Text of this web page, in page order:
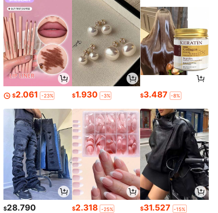
$2.061 -23% $1.930 -3% $3.487 -8%
$28.790 $2.318 -25% $31.527 -15%